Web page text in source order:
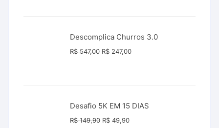
Descomplica Churros 3.0
R$547,00 O
R$ 247,00O
Desafio 5K EM 15 DIAS
R$149,90 O
R$ 49,90O